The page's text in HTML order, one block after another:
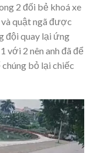
2 đối bẻ khoá xe
và quật ngã được
đội quay lại ứng
với 2 nên anh đã để
bỏ lại chiếc